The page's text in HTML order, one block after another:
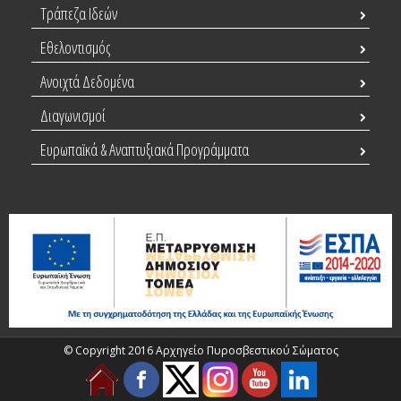
Τράπεζα Ιδεών
Εθελοντισμός
Ανοιχτά Δεδομένα
Διαγωνισμοί
Ευρωπαϊκά & Αναπτυξιακά Προγράμματα
© Copyright 2016 Αρχηγείο Πυροσβεστικού Σώματος